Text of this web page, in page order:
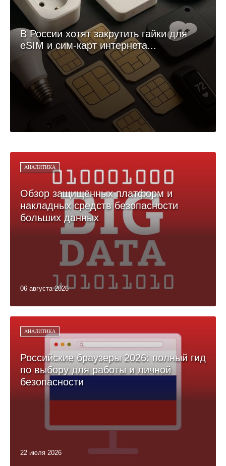
В России хотят закрутить гайки для
eSIM и сим-карт интернета...
АНАЛИТИКА
Обзор защищённых платформ и
накладных средств безопасности
больших данных
06 августа 2026
АНАЛИТИКА
Российские браузеры 2026: полный гид
по выбору для работы и личной
безопасности
22 июля 2026